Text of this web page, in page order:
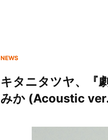
NEWS
キタニタツヤ、『
みか (Acoustic